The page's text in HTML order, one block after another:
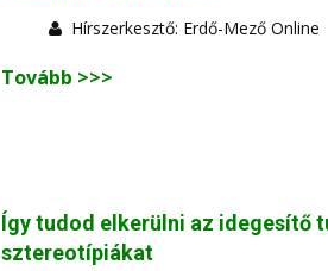
Hírszerkesztő: Erdő-Mező Online
Tovább >>>
Így tudod elkerülni az idegesítő
sztereotípiákat